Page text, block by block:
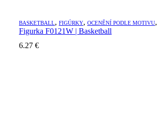
BASKETBALL, FIGÚRKY, OCENĚNÍ PODLE MOTIVU,
Figurka F0121W | Basketball
6.27 €